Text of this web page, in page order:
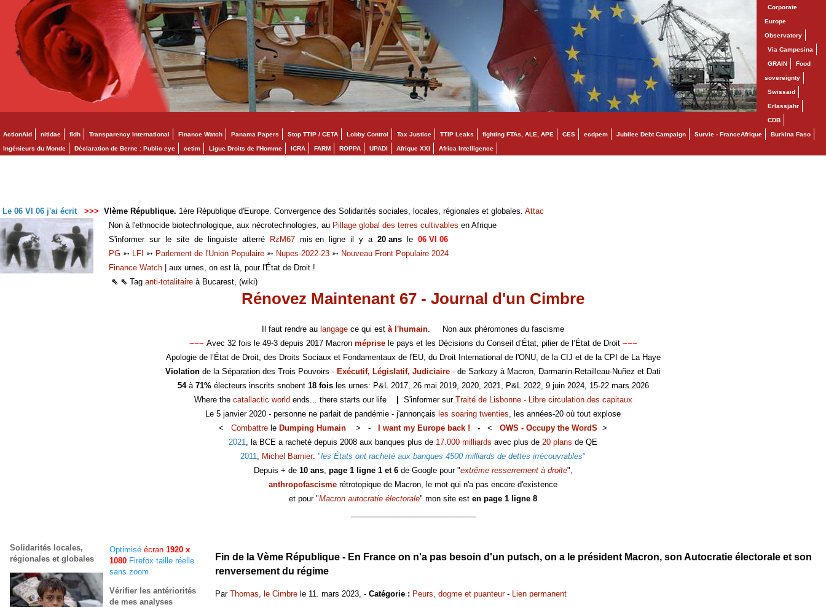
Corporate
Europe
Observatory
Via Campesina
GRAIN Food
sovereignty
Swissaid
Erlassjahr
CDB
ActionAid nitidae fidh Transparency International Finance Watch Panama Papers Stop TTIP / CETA Lobby Control Tax Justice TTIP Leaks fighting FTAs, ALE, APE CES ecdpem Jubilee Debt Campaign Survie - FranceAfrique Burkina Faso
Ingénieurs du Monde Déclaration de Berne : Public eye cetim Ligue Droits de l'Homme ICRA FARM ROPPA UPADI Afrique XXI Africa Intelligence
Le 06 VI 06 j'ai écrit >>> VIème République. 1ère République d'Europe. Convergence des Solidarités sociales, locales, régionales et globales. Attac
Non à l'ethnocide biotechnologique, aux nécrotechnologies, au Pillage global des terres cultivables en Afrique
S'informer sur le site de linguiste atterré RzM67 mis en ligne il y a20 ans le 06 VI 06
PG ➳ LFI ➳ Parlement de l'Union Populaire ➳ Nupes-2022-23 ➳ Nouveau Front Populaire 2024
Finance Watch | aux urnes, on est là, pour l'État de Droit !
⇖ ⇖ Taganti-totalitaire à Bucarest, (wiki)
Rénovez Maintenant 67 - Journal d'un Cimbre
Il faut rendre au langage ce qui est à l'humain. Non aux phéromones du fascisme
~~~ Avec 32 fois le 49-3 depuis 2017 Macron méprisele pays et les Décisions du Conseil d’État, pilier de l’État de Droit~~~
Apologie de l’État de Droit, des Droits Sociaux et Fondamentaux de l'EU, du Droit International de l'ONU, de la CIJ et de la CPI de La Haye
Violation de la Séparation des Trois Pouvoirs - Exécutif, Législatif, Judiciaire - de Sarkozy à Macron, Darmanin-Retailleau-Nuñez et Dati
54à 71%électeurs inscrits snobent 18 foisles urnes: P&L 2017, 26 mai 2019, 2020, 2021, P&L 2022, 9 juin 2024, 15-22 mars 2026
Where the catallactic world ends... there starts our life S'informer sur Traité de Lisbonne - Libre circulation des capitaux
Le 5 janvier 2020 - personne ne parlait de pandémie - j'annonçais les soaring twenties, les années-20 où tout explose
< Combattre le Dumping Humain > - I want my Europe back ! - < OWS - Occupy the WordS >
2021, la BCE a racheté depuis 2008 aux banques plus de 17.000 milliards avec plus de 20 plans de QE
2011, Michel Barnier: "les États ont racheté aux banques 4500 milliards de dettes irrécouvrables"
Depuis + de 10 ans, page 1 ligne 1 et 6 de Google pour "extrême resserrement à droite",
anthropofascisme rétrotopique de Macron, le mot qui n'a pas encore d'existence
et pour "Macron autocratie électorale" mon site est en page 1 ligne 8
Fin de la Vème République - En France on n'a pas besoin d'un putsch, on a le président Macron, son Autocratie électorale et son
renversement du régime
Par Thomas, le Cimbre le 11. mars 2023, - Catégorie : Peurs, dogme et puanteur- Lien permanent
Optimisé écran 1920 x
1080 Firefox taille réelle
sans zoom
Vérifier les antériorités
de mes analyses
Solidarités locales,
régionales et globales